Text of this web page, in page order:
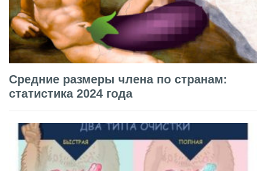
Средние размеры члена по странам:
статистика 2024 года